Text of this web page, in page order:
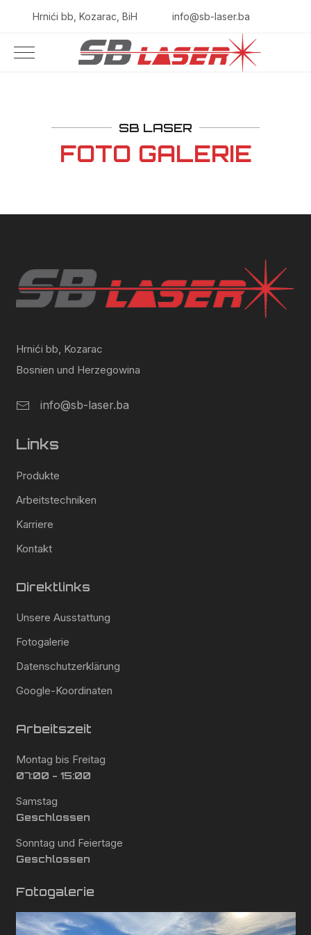
Hrnići bb, Kozarac, BiH info@sb-laser.ba
SB LASER
FOTO GALERIE
Hrnići bb, Kozarac
Bosnien und Herzegowina
info@sb-laser.ba
Links
Produkte
Arbeitstechniken
Karriere
Kontakt
Direktlinks
Unsere Ausstattung
Fotogalerie
Datenschutzerklärung
Google-Koordinaten
Arbeitszeit
Montag bis Freitag
07:00 - 15:00
Samstag
Geschlossen
Sonntag und Feiertage
Geschlossen
Fotogalerie